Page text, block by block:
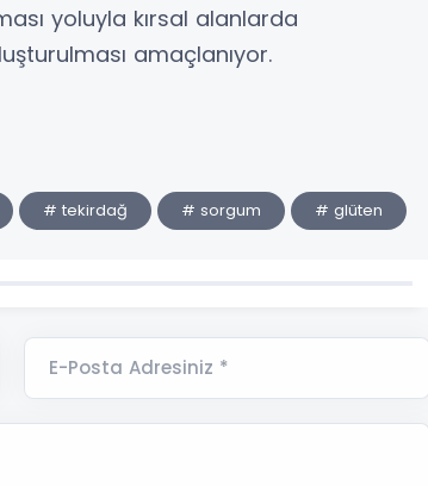
yoluyla kırsal alanlarda
amaçlanıyor.
# tekirdağ # sorgum # glüten
E-Posta Adresiniz *